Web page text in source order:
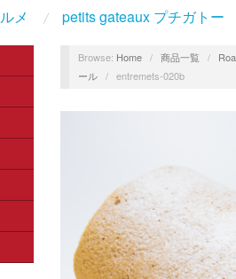
メ petits gateaux プチガトー
Browse: Home / 商品一覧 /
ール / entremets-020b